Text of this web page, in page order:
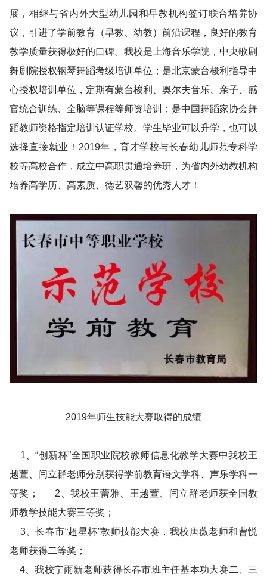
展，相继与省内外大型幼儿园和早教机构签订联合培养协
议，引进了学前教育（早教、幼教）前沿课程，良好的教育
教学质量获得极好的口碑。我校是上海音乐学院，中央歌剧
舞剧院授权钢琴舞蹈考级培训单位；是北京蒙台梭利指导中
心授权培训单位，定期有蒙台梭利、奥尔夫音乐、亲子、感
官统合训练、全脑等课程等师资培训；是中国舞蹈家协会舞
蹈教师资格指定培训认证学校。学生毕业可以升学，也可以
选择直接就业！2019年，育才学校与长春幼儿师范专科学
校等高校合作，成立中高职贯通培养班，为省内外幼教机构
培养高学历、高素质、德艺双馨的优秀人才！
2019年师生技能大赛取得的成绩
1、“创新杯”全国职业院校教师信息化教学大赛中我校王
越萱、闫立群老师分别获得学前教育语文学科、声乐学科一
等奖； 2、我校王蕾雅、王越萱、闫立群老师获全国教
师教学技能大赛三等奖；
3、长春市“超星杯”教师技能大赛，我校唐薇老师和曹悦
老师获得二等奖；
4、我校宁雨新老师获得长春市班主任基本功大赛二、三